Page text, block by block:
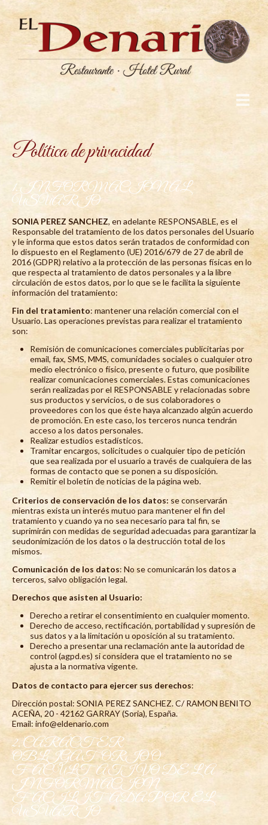
Política de privacidad
1. INFORMACIÓN AL
USUARIO
SONIA PEREZ SANCHEZ, en adelante RESPONSABLE, es el
Responsable del tratamiento de los datos personales del Usuario
y le informa que estos datos serán tratados de conformidad con
lo dispuesto en el Reglamento (UE) 2016/679 de 27 de abril de
2016 (GDPR) relativo a la protección de las personas físicas en lo
que respecta al tratamiento de datos personales y a la libre
circulación de estos datos, por lo que se le facilita la siguiente
información del tratamiento:
Fin del tratamiento: mantener una relación comercial con el
Usuario. Las operaciones previstas para realizar el tratamiento
son:
Remisión de comunicaciones comerciales publicitarias por
email, fax, SMS, MMS, comunidades sociales o cualquier otro
medio electrónico o físico, presente o futuro, que posibilite
realizar comunicaciones comerciales. Estas comunicaciones
serán realizadas por el RESPONSABLE y relacionadas sobre
sus productos y servicios, o de sus colaboradores o
proveedores con los que éste haya alcanzado algún acuerdo
de promoción. En este caso, los terceros nunca tendrán
acceso a los datos personales.
Realizar estudios estadísticos.
Tramitar encargos, solicitudes o cualquier tipo de petición
que sea realizada por el usuario a través de cualquiera de las
formas de contacto que se ponen a su disposición.
Remitir el boletín de noticias de la página web.
Criterios de conservación de los datos: se conservarán
mientras exista un interés mutuo para mantener el fin del
tratamiento y cuando ya no sea necesario para tal fin, se
suprimirán con medidas de seguridad adecuadas para garantizar la
seudonimización de los datos o la destrucción total de los
mismos.
Comunicación de los datos: No se comunicarán los datos a
terceros, salvo obligación legal.
Derechos que asisten al Usuario:
Derecho a retirar el consentimiento en cualquier momento.
Derecho de acceso, rectificación, portabilidad y supresión de
sus datos y a la limitación u oposición al su tratamiento.
Derecho a presentar una reclamación ante la autoridad de
control (agpd.es) si considera que el tratamiento no se
ajusta a la normativa vigente.
Datos de contacto para ejercer sus derechos:
Dirección postal: SONIA PEREZ SANCHEZ. C/ RAMON BENITO
ACEÑA, 20 - 42162 GARRAY (Soria), España.
Email: info@eldenario.com
2. CARÁCTER
OBLIGATORIO O
FACULTATIVO DE LA
INFORMACIÓN
FACILITADA POR EL
USUARIO